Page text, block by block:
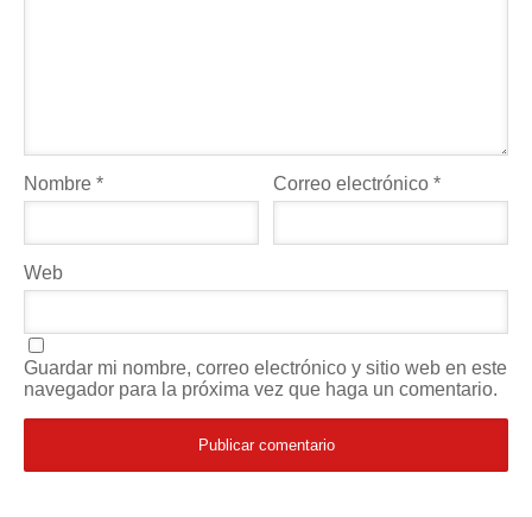
Nombre * Correo electrónico*
Web
Guardar mi nombre, correo electrónico y sitio web en este
navegador para la próxima vez que haga un comentario.